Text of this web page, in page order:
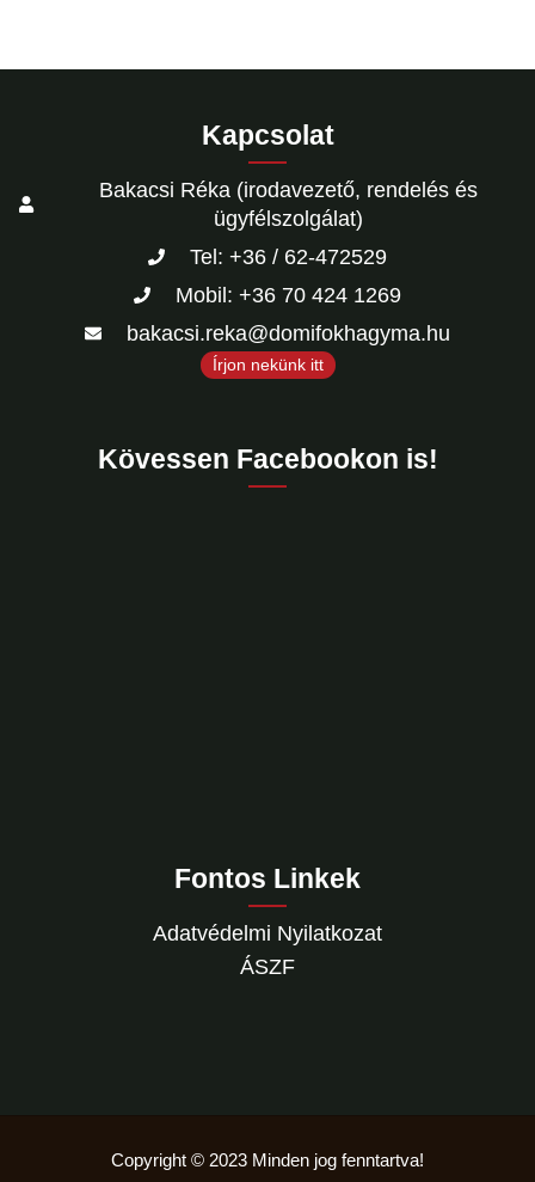
Kapcsolat
Bakacsi Réka (irodavezető, rendelés és
ügyfélszolgálat)
Tel: +36 / 62-472529
Mobil: +36 70 424 1269
bakacsi.reka@domifokhagyma.hu
Írjon nekünk itt
Kövessen Facebookon is!
Fontos Linkek
Adatvédelmi Nyilatkozat
ÁSZF
Copyright © 2023 Minden jog fenntartva!